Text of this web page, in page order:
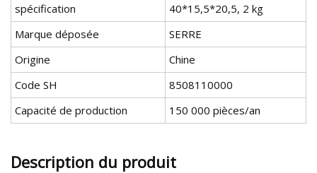
spécification
40*15,5*20,5, 2 kg
Marque déposée
SERRE
Origine
Chine
Code SH
8508110000
Capacité de production
150 000 pièces/an
Description du produit